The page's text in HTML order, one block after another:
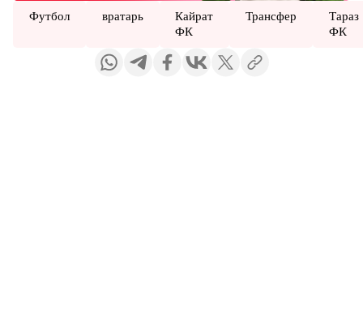
Футбол вратарь
Кайрат
ФК
Трансфер
Тараз
ФК